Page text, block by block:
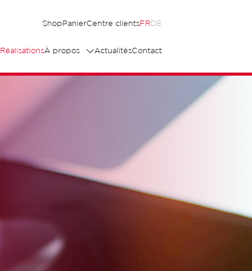
ShopPanierCentre clientsFRDE
RéalisationsÀ propos ActualitésContact